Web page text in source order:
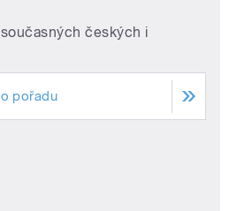
českých i
pořadu